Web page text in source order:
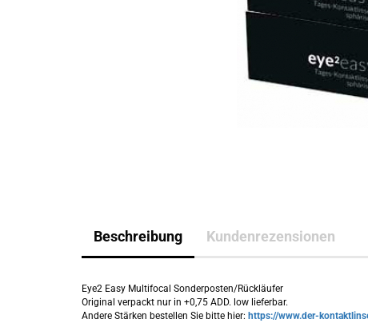
Beschreibung Kundenrezensionen
Eye2 Easy Multifocal Sonderposten/Rückläufer
Original verpackt nur in +0,75 ADD. low lieferbar.
Andere Stärken bestellen Sie bitte hier: https://www.der-